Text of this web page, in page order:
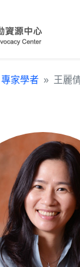
專家學者 王麗